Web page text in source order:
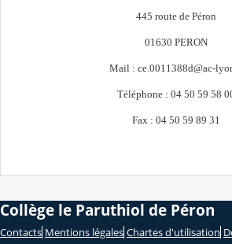
445 route de Péron
01630 PERON
Mail : ce.0011388d@ac-
Téléphone : 04 50 59 58
Fax : 04 50 59 89 31
Collège le Paruthiol de Péron
Contacts Mentions légales Chartes d'utilisation